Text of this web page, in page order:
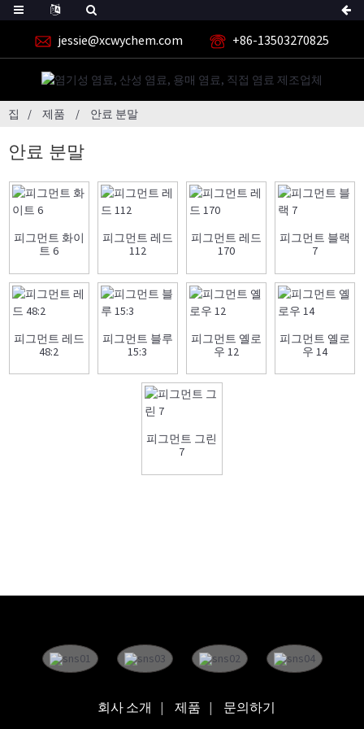
jessie@xcwychem.com +86-13503270825
집 제품 안료 분말
안료 분말
피그먼트 화이
트 6
피그먼트 레드
112
피그먼트 레드
170
피그먼트 블랙
7
피그먼트 레드
48:2
피그먼트 블루
15:3
피그먼트 옐로
우 12
피그먼트 옐로
우 14
피그먼트 그린
7
회사 소개 제품 문의하기